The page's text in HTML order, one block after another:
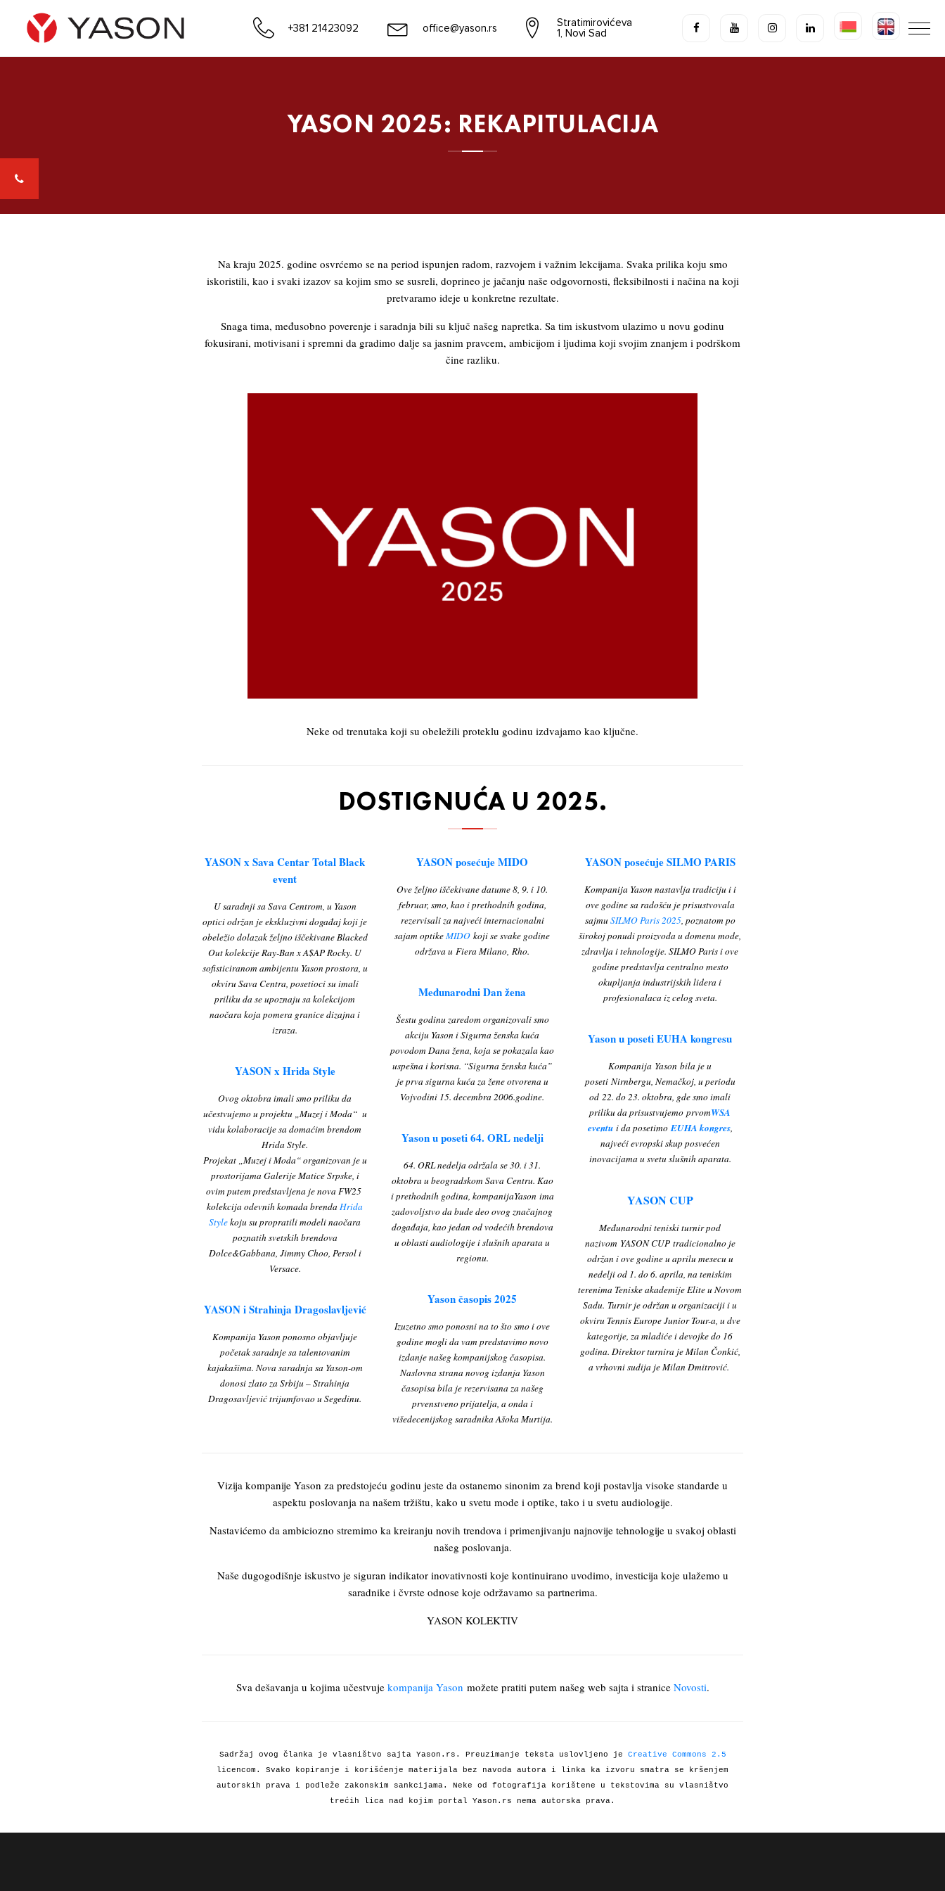
+381 21423092 office@yason.rs
Stratimirovićeva
1, Novi Sad
YASON 2025: REKAPITULACIJA
Na kraju 2025. godine osvrćemo se na period ispunjen radom, razvojem i važnim lekcijama. Svaka prilika koju smo
iskoristili, kao i svaki izazov sa kojim smo se susreli, doprineo je jačanju naše odgovornosti, fleksibilnosti i načina na koji
pretvaramo ideje u konkretne rezultate.
Snaga tima, međusobno poverenje i saradnja bili su ključ našeg napretka. Sa tim iskustvom ulazimo u novu godinu
fokusirani, motivisani i spremni da gradimo dalje sa jasnim pravcem, ambicijom i ljudima koji svojim znanjem i podrškom
čine razliku.
Neke od trenutaka koji su obeležili proteklu godinu izdvajamo kao ključne.
DOSTIGNUĆA U 2025.
YASON x Sava Centar Total Black
event
U saradnji sa Sava Centrom, u Yason
optici održan je ekskluzivni događaj koji je
obeležio dolazak željno iščekivane Blacked
Out kolekcije Ray-Ban x A$AP Rocky. U
sofisticiranom ambijentu Yason prostora, u
okviru Sava Centra, posetioci su imali
priliku da se upoznaju sa kolekcijom
naočara koja pomera granice dizajna i
izraza.
YASON x Hrida Style
Ovog oktobra imali smo priliku da
učestvujemo u projektu „Muzej i Moda“ u
vidu kolaboracije sa domaćim brendom
Hrida Style.
Projekat „Muzej i Moda“ organizovan je u
prostorijama Galerije Matice Srpske, i
ovim putem predstavljena je nova FW25
kolekcija odevnih komada brendaHrida
Stylekoju su propratili modeli naočara
poznatih svetskih brendova
Dolce&Gabbana, Jimmy Choo, Persol i
Versace.
YASON i Strahinja Dragoslavljević
Kompanija Yason ponosno objavljuje
početak saradnje sa talentovanim
kajakašima. Nova saradnja sa Yason-om
donosi zlato za Srbiju – Strahinja
Dragosavljević trijumfovao u Segedinu.
YASON posećuje MIDO
Ove željno iščekivane datume 8, 9. i 10.
februar, smo, kao i prethodnih godina,
rezervisali za najveći internacionalni
sajam optikeMIDO koji se svake godine
održava u Fiera Milano, Rho.
Međunarodni Dan žena
Šestu godinu zaredom organizovali smo
akciju Yason i Sigurna ženska kuća
povodom Dana žena, koja se pokazala kao
uspešna i korisna. “Sigurna ženska kuća”
je prva sigurna kuća za žene otvorena u
Vojvodini 15. decembra 2006.godine.
Yason u poseti 64. ORL nedelji
64. ORL nedelja održala se 30. i 31.
oktobra u beogradskom Sava Centru. Kao
i prethodnih godina, kompanijaYason ima
zadovoljstvo da bude deo ovog značajnog
događaja, kao jedan od vodećih brendova
u oblasti audiologije i slušnih aparata u
regionu.
Yason časopis 2025
Izuzetno smo ponosni na to što smo i ove
godine mogli da vam predstavimo novo
izdanje našeg kompanijskog časopisa.
Naslovna strana novog izdanja Yason
časopisa bila je rezervisana za našeg
prvenstveno prijatelja, a onda i
višedecenijskog saradnika Ašoka Murtija.
YASON posećuje SILMO PARIS
Kompanija Yason nastavlja tradiciju i i
ove godine sa radošću je prisustvovala
sajmu SILMO Paris 2025, poznatom po
širokoj ponudi proizvoda u domenu mode,
zdravlja i tehnologije. SILMO Paris i ove
godine predstavlja centralno mesto
okupljanja industrijskih lidera i
profesionalaca iz celog sveta.
Yason u poseti EUHA kongresu
Kompanija Yason bila je u
poseti Nirnbergu, Nemačkoj, u periodu
od 22. do 23. oktobra, gde smo imali
priliku da prisustvujemo prvomWSA
eventui da posetimoEUHA kongres,
najveći evropski skup posvećen
inovacijama u svetu slušnih aparata.
YASON CUP
Međunarodni teniski turnir pod
nazivom YASON CUP tradicionalno je
održan i ove godine u aprilu mesecu u
nedelji od 1. do 6. aprila, na teniskim
terenima Teniske akademije Elite u Novom
Sadu. Turnir je održan u organizaciji i u
okviru Tennis Europe Junior Tour-a, u dve
kategorije, za mladiće i devojke do 16
godina. Direktor turnira je Milan Čonkić,
a vrhovni sudija je Milan Dmitrović.
Vizija kompanije Yason za predstojeću godinu jeste da ostanemo sinonim za brend koji postavlja visoke standarde u
aspektu poslovanja na našem tržištu, kako u svetu mode i optike, tako i u svetu audiologije.
Nastavićemo da ambiciozno stremimo ka kreiranju novih trendova i primenjivanju najnovije tehnologije u svakoj oblasti
našeg poslovanja.
Naše dugogodišnje iskustvo je siguran indikator inovativnosti koje kontinuirano uvodimo, investicija koje ulažemo u
saradnike i čvrste odnose koje održavamo sa partnerima.
YASON KOLEKTIV
Sva dešavanja u kojima učestvuje kompanija Yason možete pratiti putem našeg web sajta i stranice Novosti.
Sadržaj ovog članka je vlasništvo sajta Yason.rs. Preuzimanje teksta uslovljeno je Creative Commons 2.5
licencom. Svako kopiranje i korišćenje materijala bez navoda autora i linka ka izvoru smatra se kršenjem
autorskih prava i podleže zakonskim sankcijama. Neke od fotografija korištene u tekstovima su vlasništvo
trećih lica nad kojim portal Yason.rs nema autorska prava.